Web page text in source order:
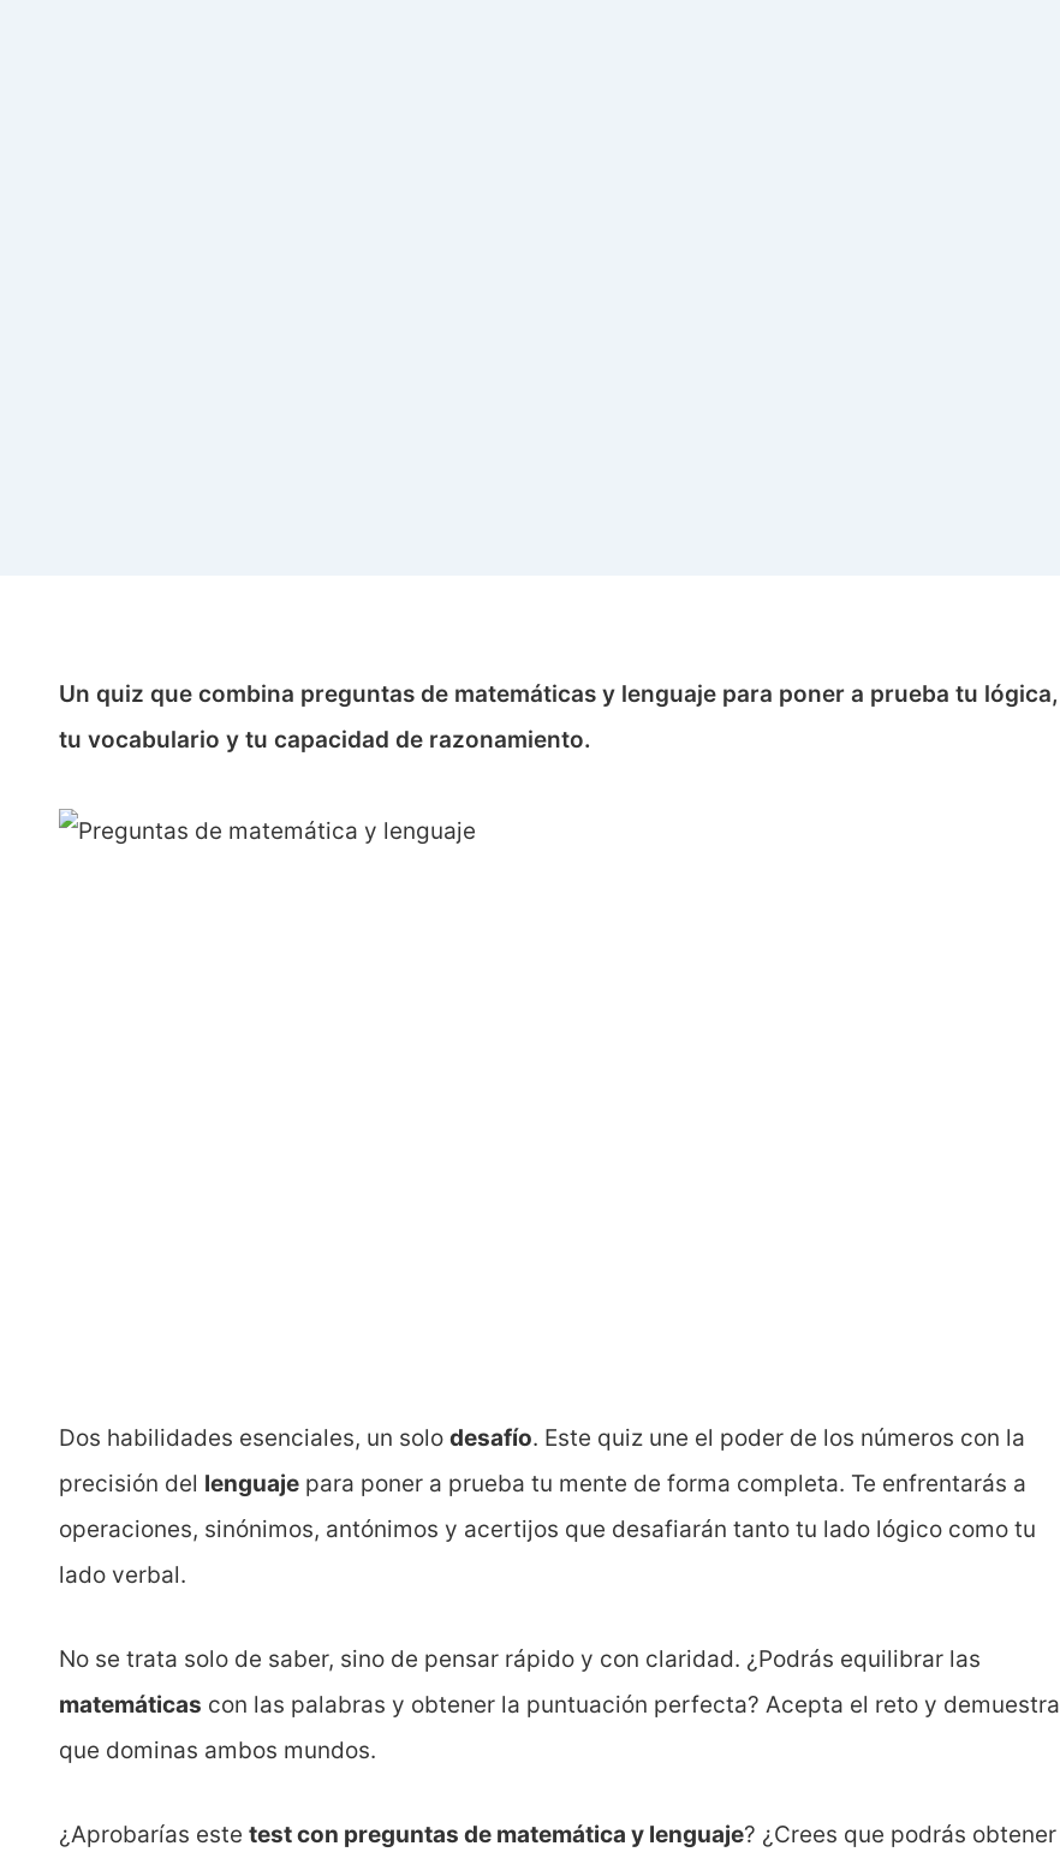
Un quiz que combina preguntas de matemáticas y lenguaje para poner a prueba tu lógica,
tu vocabulario y tu capacidad de razonamiento.
Dos habilidades esenciales, un solodesafío. Este quiz une el poder de los números con la
precisión del lenguaje para poner a prueba tu mente de forma completa. Te enfrentarás a
operaciones, sinónimos, antónimos y acertijos que desafiarán tanto tu lado lógico como tu
lado verbal.
No se trata solo de saber, sino de pensar rápido y con claridad. ¿Podrás equilibrar las
matemáticas con las palabras y obtener la puntuación perfecta? Acepta el reto y demuestra
que dominas ambos mundos.
¿Aprobarías estetest con preguntas de matemática y lenguaje? ¿Crees que podrás obtener